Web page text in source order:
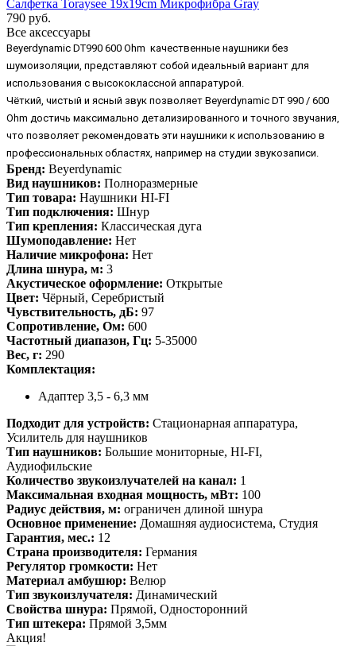
Салфетка Toraysee 19x19cm Микрофибра Gray
790 руб.
Все аксессуары
Beyerdynamic DT990 600 Ohm качественные наушники без
шумоизоляции, представляют собой идеальный вариант для
использования с высококлассной аппаратурой.
Чёткий, чистый и ясный звук позволяет Beyerdynamic DT 990 / 600
Ohm достичь максимально детализированного и точного звучания,
что позволяет рекомендовать эти наушники к использованию в
профессиональных областях, например на студии звукозаписи.
Бренд: Beyerdynamic
Вид наушников: Полноразмерные
Тип товара: Наушники HI-FI
Тип подключения: Шнур
Тип крепления: Классическая дуга
Шумоподавление: Нет
Наличие микрофона: Нет
Длина шнура, м: 3
Акустическое оформление: Открытые
Цвет: Чёрный, Серебристый
Чувствительность, дБ: 97
Сопротивление, Ом: 600
Частотный диапазон, Гц: 5-35000
Вес, г: 290
Комплектация:
Адаптер 3,5 - 6,3 мм
Подходит для устройств: Стационарная аппаратура,
Усилитель для наушников
Тип наушников: Большие мониторные, HI-FI,
Аудиофильские
Количество звукоизлучателей на канал: 1
Максимальная входная мощность, мВт: 100
Радиус действия, м: ограничен длиной шнура
Основное применение: Домашняя аудиосистема, Студия
Гарантия, мес.: 12
Страна производителя: Германия
Регулятор громкости: Нет
Материал амбушюр: Велюр
Тип звукоизлучателя: Динамический
Свойства шнура: Прямой, Односторонний
Тип штекера: Прямой 3,5мм
Акция!